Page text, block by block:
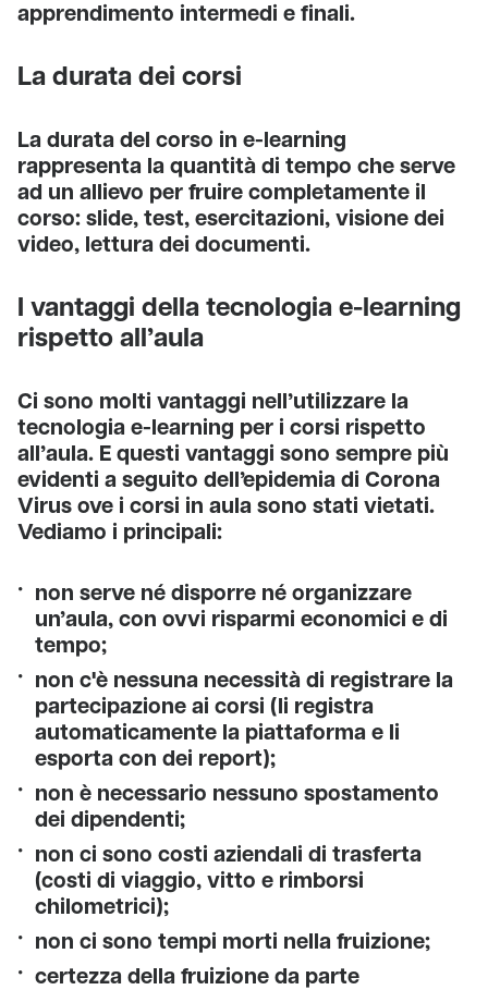
apprendimento intermedi e finali.
La durata dei corsi
La durata del corso in e-learning
rappresenta la quantità di tempo che serve
ad un allievo per fruire completamente il
corso: slide, test, esercitazioni, visione dei
video, lettura dei documenti.
I vantaggi della tecnologia e-learning
rispetto all’aula
Ci sono molti vantaggi nell’utilizzare la
tecnologia e-learning per i corsi rispetto
all’aula. E questi vantaggi sono sempre più
evidenti a seguito dell’epidemia di Corona
Virus ove i corsi in aula sono stati vietati.
Vediamo i principali:
non serve né disporre né organizzare
un’aula, con ovvi risparmi economici e di
tempo;
non c'è nessuna necessità di registrare la
partecipazione ai corsi (li registra
automaticamente la piattaforma e li
esporta con dei report);
non è necessario nessuno spostamento
dei dipendenti;
non ci sono costi aziendali di trasferta
(costi di viaggio, vitto e rimborsi
chilometrici);
non ci sono tempi morti nella fruizione;
certezza della fruizione da parte